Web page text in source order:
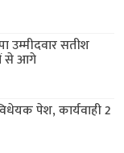
उम्मीदवार सतीश
से आगे
पेश, कार्यवाही 2